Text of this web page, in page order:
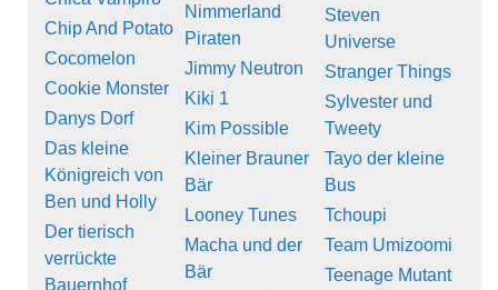
Chip And Potato
Cocomelon
Cookie Monster
Danys Dorf
Das kleine
Königreich von
Ben und Holly
Der tierisch
verrückte
Bauernhof
Nimmerland
Piraten
Jimmy Neutron
Kiki 1
Kim Possible
Kleiner Brauner
Bär
Looney Tunes
Macha und der
Bär
Steven
Universe
Stranger Things
Sylvester und
Tweety
Tayo der kleine
Bus
Tchoupi
Team Umizoomi
Teenage Mutant